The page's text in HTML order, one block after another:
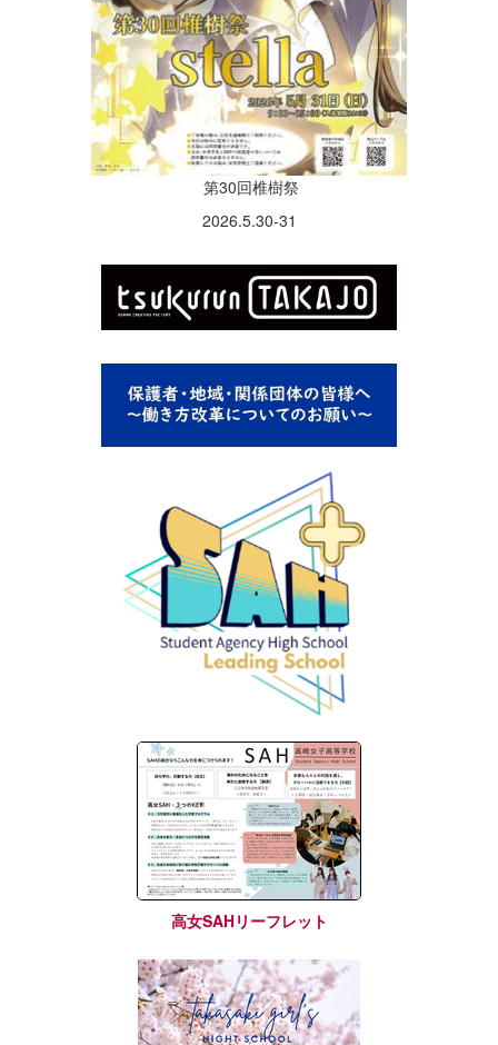
第30回椎樹祭
2026.5.30-31
高女SAHリーフレット